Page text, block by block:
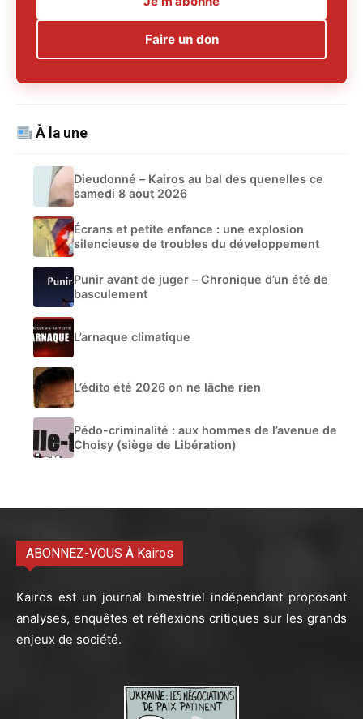
Faire un don
À la une
Dieudonné – Kairos au bal des quenelles ce
samedi 8 aout 2026
Écrans et petite enfance : une explosion
silencieuse de troubles du développement
Punir avant de juger – Chronique d’un été de
basculement
L’arnaque climatique
L’édito été 2026 on ne lâche rien
Pédo-criminalité : aux hommes de l’avenue de
Choisy (siège de Libération)
ABONNEZ-VOUS À Kairos
Kairos est un journal bimestriel indépendant proposant
analyses, enquêtes et réflexions critiques sur les grands
enjeux de société.